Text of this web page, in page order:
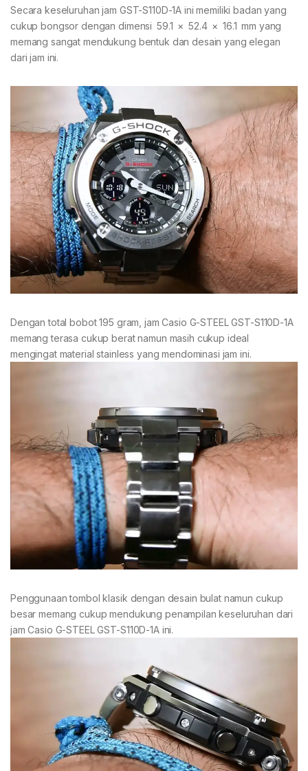
Secara keseluruhan jam GST-S110D-1A ini memiliki badan yang
cukup bongsor dengan dimensi 59.1 × 52.4 × 16.1 mm yang
memang sangat mendukung bentuk dan desain yang elegan
dari jam ini.
Dengan total bobot 195 gram, jam Casio G-STEEL GST-S110D-1A
memang terasa cukup berat namun masih cukup ideal
mengingat material stainless yang mendominasi jam ini.
Penggunaan tombol klasik dengan desain bulat namun cukup
besar memang cukup mendukung penampilan keseluruhan dari
jam Casio G-STEEL GST-S110D-1A ini.